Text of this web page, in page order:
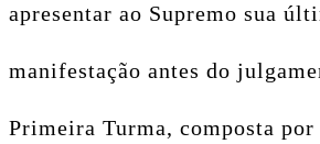
apresentar ao Supremo sua
manifestação antes do
Primeira Turma, composta